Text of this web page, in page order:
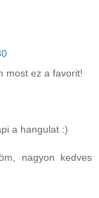
most ez a favorit!
a hangulat :)
nagyon kedves